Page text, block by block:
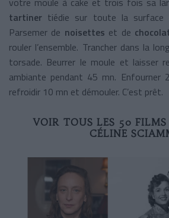
tartiner tiédie sur toute la
Parsemer de noisettes et de
rouler l’ensemble. Trancher dans la
torsade. Beurrer le moule et laisser
ambiante pendant 45 mn. Enfourner
refroidir 10 mn et démouler. C’est prêt.
VOIR TOUS LES 50 FILMS
CÉLINE